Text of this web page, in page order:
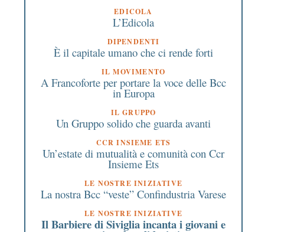
EDICOLA
L’Edicola
DIPENDENTI
È il capitale umano che ci rende forti
IL MOVIMENTO
A Francoforte per portare la voce delle Bcc
in Europa
IL GRUPPO
Un Gruppo solido che guarda avanti
CCR INSIEME ETS
Un’estate di mutualità e comunità con Ccr
Insieme Ets
LE NOSTRE INIZIATIVE
La nostra Bcc “veste” Confindustria Varese
LE NOSTRE INIZIATIVE
Il Barbiere di Siviglia incanta i giovani e